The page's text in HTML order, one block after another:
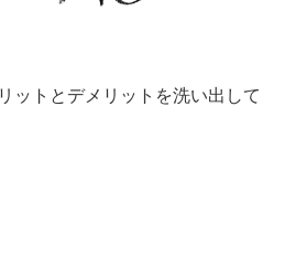
ットとデメリットを洗い出して